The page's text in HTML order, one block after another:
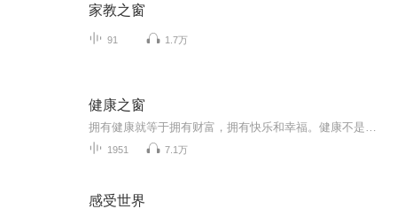
家教之窗
91 1.7万
健康之窗
1951 7.1万
感受世界